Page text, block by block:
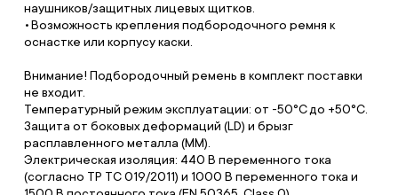
наушников/защитных лицевых щитков.
Возможность крепления подбородочного ремня к
оснастке или корпусу каски.
Внимание! Подбородочный ремень в комплект поставки
не входит.
Температурный режим эксплуатации: от -50°С до +50°С.
Защита от боковых деформаций (LD) и брызг
расплавленного металла (MM).
Электрическая изоляция: 440 В переменного тока
(согласно ТР ТС 019/2011) и 1000 В переменного тока и